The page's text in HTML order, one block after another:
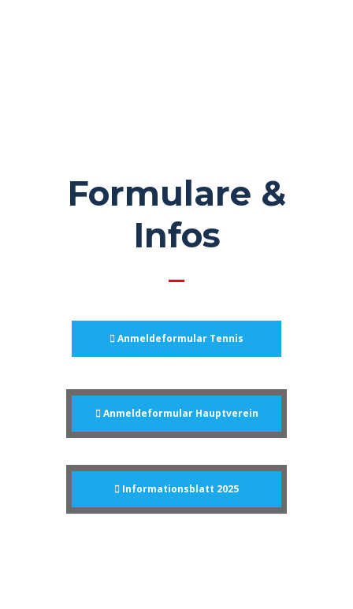
Formulare &
Infos
Anmeldeformular Tennis
Anmeldeformular Hauptverein
Informationsblatt 2025